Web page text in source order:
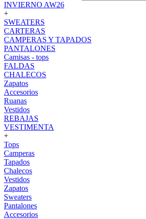
INVIERNO AW26
+
SWEATERS
CARTERAS
CAMPERAS Y TAPADOS
PANTALONES
Camisas - tops
FALDAS
CHALECOS
Zapatos
Accesorios
Ruanas
Vestidos
REBAJAS
VESTIMENTA
+
Tops
Camperas
Tapados
Chalecos
Vestidos
Zapatos
Sweaters
Pantalones
Accesorios